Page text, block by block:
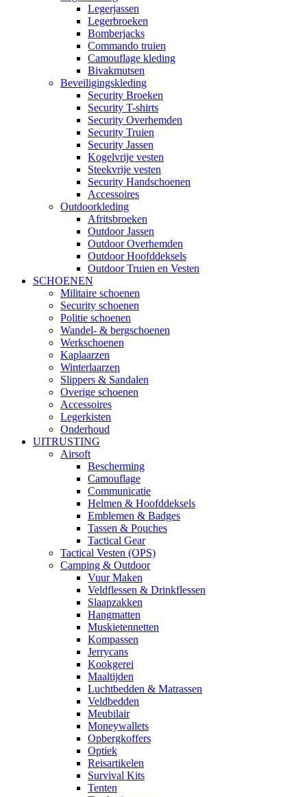
Legerjassen
Legerbroeken
Bomberjacks
Commando truien
Camouflage kleding
Bivakmutsen
Beveiligingskleding
Security Broeken
Security T-shirts
Security Overhemden
Security Truien
Security Jassen
Kogelvrije vesten
Steekvrije vesten
Security Handschoenen
Accessoires
Outdoorkleding
Afritsbroeken
Outdoor Jassen
Outdoor Overhemden
Outdoor Hoofddeksels
Outdoor Truien en Vesten
SCHOENEN
Militaire schoenen
Security schoenen
Politie schoenen
Wandel- & bergschoenen
Werkschoenen
Kaplaarzen
Winterlaarzen
Slippers & Sandalen
Overige schoenen
Accessoires
Legerkisten
Onderhoud
UITRUSTING
Airsoft
Bescherming
Camouflage
Communicatie
Helmen & Hoofddeksels
Emblemen & Badges
Tassen & Pouches
Tactical Gear
Tactical Vesten (OPS)
Camping & Outdoor
Vuur Maken
Veldflessen & Drinkflessen
Slaapzakken
Hangmatten
Muskietennetten
Kompassen
Jerrycans
Kookgerei
Maaltijden
Luchtbedden & Matrassen
Veldbedden
Meubilair
Moneywallets
Opbergkoffers
Optiek
Reisartikelen
Survival Kits
Tenten